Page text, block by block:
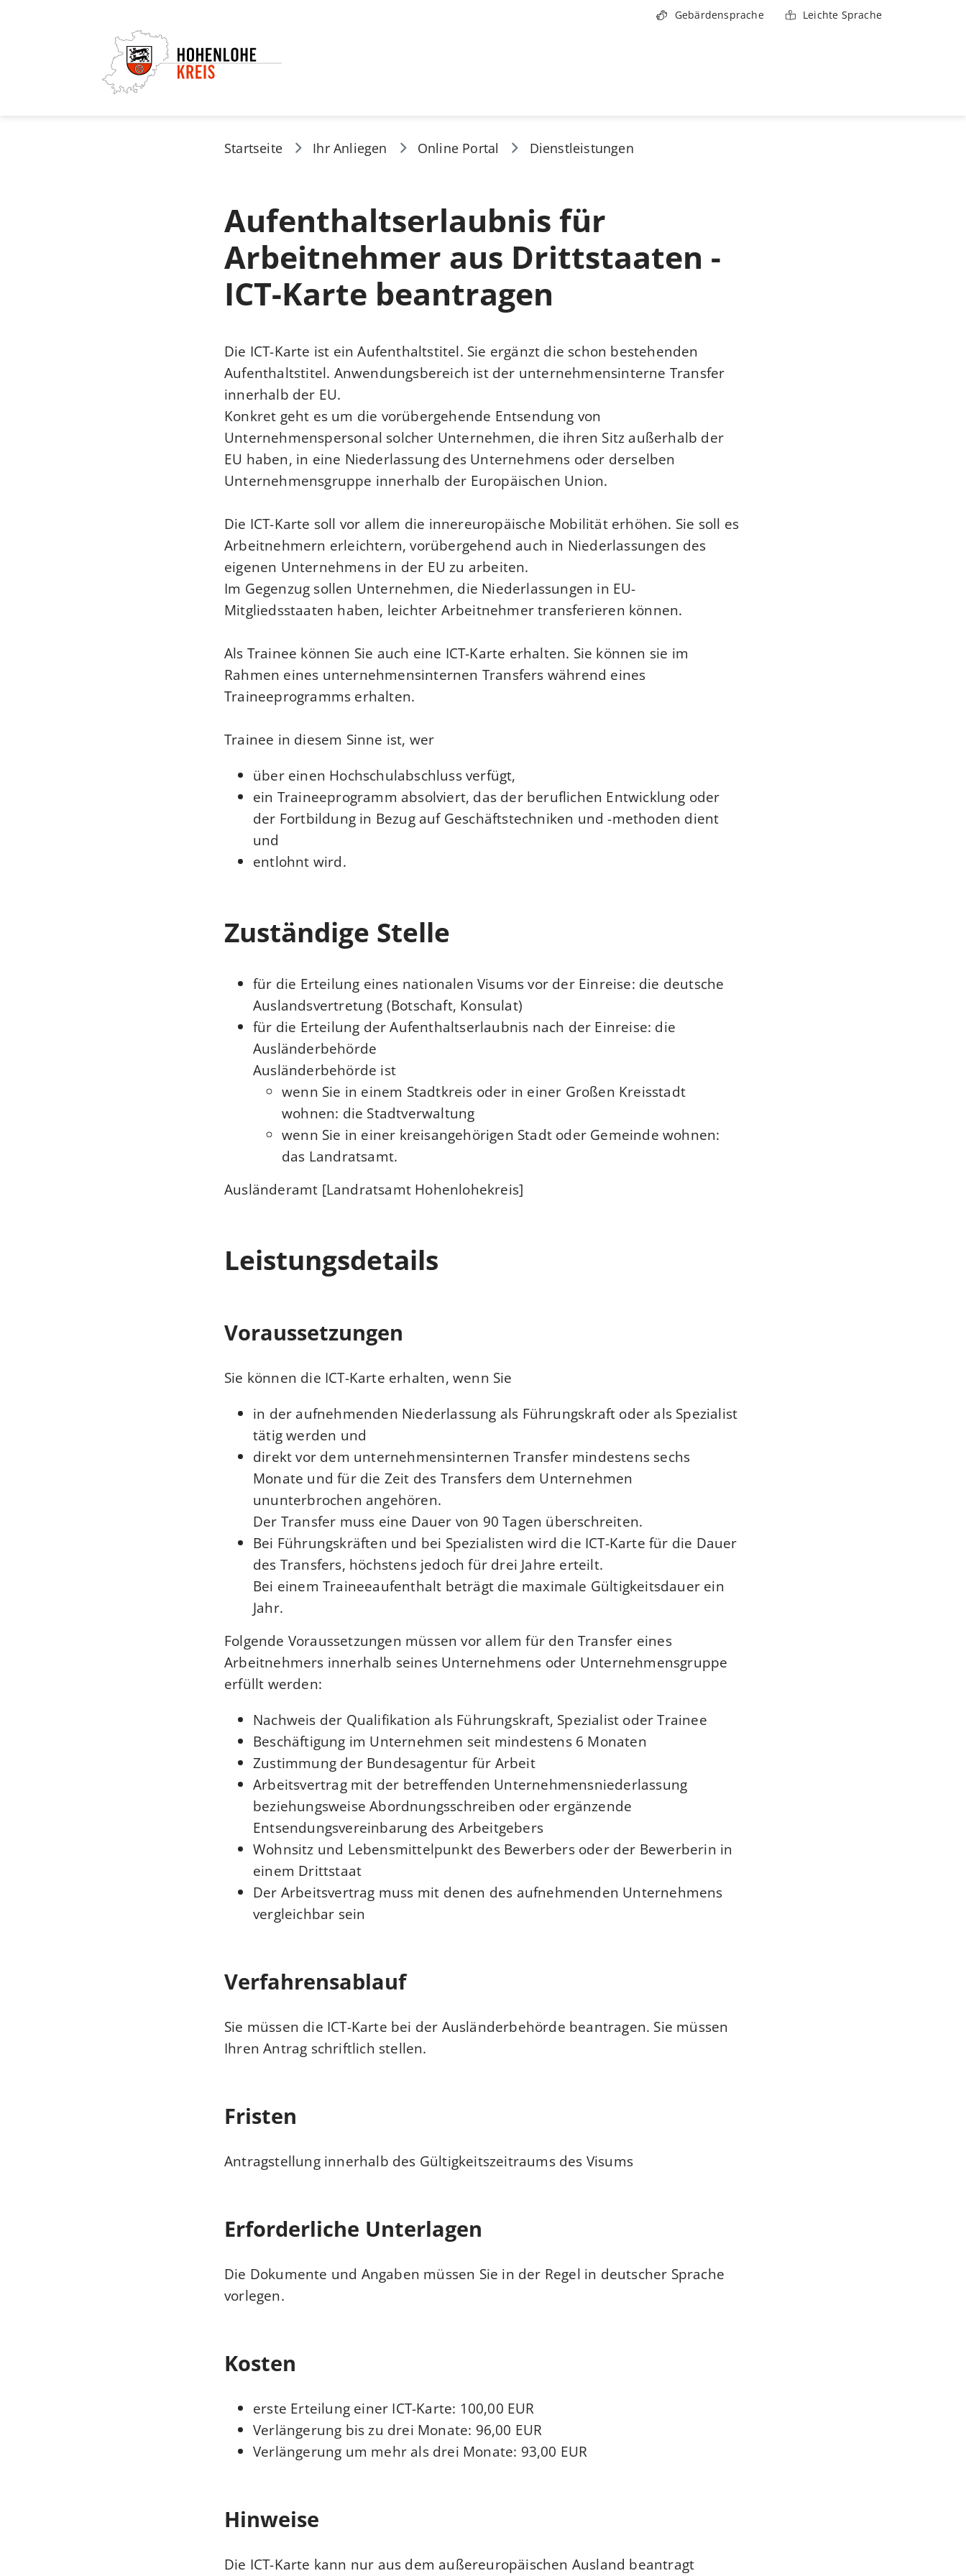
Gebärdensprache Leichte Sprache
Startseite Ihr Anliegen Online Portal Dienstleistungen
Aufenthaltserlaubnis für
Arbeitnehmer aus Drittstaaten -
ICT-Karte beantragen
Die ICT-Karte ist ein Aufenthaltstitel. Sie ergänzt die schon bestehenden
Aufenthaltstitel. Anwendungsbereich ist der unternehmensinterne Transfer
innerhalb der EU.
Konkret geht es um die vorübergehende Entsendung von
Unternehmenspersonal solcher Unternehmen, die ihren Sitz außerhalb der
EU haben, in eine Niederlassung des Unternehmens oder derselben
Unternehmensgruppe innerhalb der Europäischen Union.
Die ICT-Karte soll vor allem die innereuropäische Mobilität erhöhen. Sie soll es
Arbeitnehmern erleichtern, vorübergehend auch in Niederlassungen des
eigenen Unternehmens in der EU zu arbeiten.
Im Gegenzug sollen Unternehmen, die Niederlassungen in EU-
Mitgliedsstaaten haben, leichter Arbeitnehmer transferieren können.
Als Trainee können Sie auch eine ICT-Karte erhalten. Sie können sie im
Rahmen eines unternehmensinternen Transfers während eines
Traineeprogramms erhalten.
Trainee in diesem Sinne ist, wer
über einen Hochschulabschluss verfügt,
ein Traineeprogramm absolviert, das der beruflichen Entwicklung oder
der Fortbildung in Bezug auf Geschäftstechniken und -methoden dient
und
entlohnt wird.
Zuständige Stelle
für die Erteilung eines nationalen Visums vor der Einreise: die deutsche
Auslandsvertretung (Botschaft, Konsulat)
für die Erteilung der Aufenthaltserlaubnis nach der Einreise: die
Ausländerbehörde
Ausländerbehörde ist
wenn Sie in einem Stadtkreis oder in einer Großen Kreisstadt
wohnen: die Stadtverwaltung
wenn Sie in einer kreisangehörigen Stadt oder Gemeinde wohnen:
das Landratsamt.
Ausländeramt [Landratsamt Hohenlohekreis]
Leistungsdetails
Voraussetzungen
Sie können die ICT-Karte erhalten, wenn Sie
in der aufnehmenden Niederlassung als Führungskraft oder als Spezialist
tätig werden und
direkt vor dem unternehmensinternen Transfer mindestens sechs
Monate und für die Zeit des Transfers dem Unternehmen
ununterbrochen angehören.
Der Transfer muss eine Dauer von 90 Tagen überschreiten.
Bei Führungskräften und bei Spezialisten wird die ICT-Karte für die Dauer
des Transfers, höchstens jedoch für drei Jahre erteilt.
Bei einem Traineeaufenthalt beträgt die maximale Gültigkeitsdauer ein
Jahr.
Folgende Voraussetzungen müssen vor allem für den Transfer eines
Arbeitnehmers innerhalb seines Unternehmens oder Unternehmensgruppe
erfüllt werden:
Nachweis der Qualifikation als Führungskraft, Spezialist oder Trainee
Beschäftigung im Unternehmen seit mindestens 6 Monaten
Zustimmung der Bundesagentur für Arbeit
Arbeitsvertrag mit der betreffenden Unternehmensniederlassung
beziehungsweise Abordnungsschreiben oder ergänzende
Entsendungsvereinbarung des Arbeitgebers
Wohnsitz und Lebensmittelpunkt des Bewerbers oder der Bewerberin in
einem Drittstaat
Der Arbeitsvertrag muss mit denen des aufnehmenden Unternehmens
vergleichbar sein
Verfahrensablauf
Sie müssen die ICT-Karte bei der Ausländerbehörde beantragen. Sie müssen
Ihren Antrag schriftlich stellen.
Fristen
Antragstellung innerhalb des Gültigkeitszeitraums des Visums
Erforderliche Unterlagen
Die Dokumente und Angaben müssen Sie in der Regel in deutscher Sprache
vorlegen.
Kosten
erste Erteilung einer ICT-Karte: 100,00 EUR
Verlängerung bis zu drei Monate: 96,00 EUR
Verlängerung um mehr als drei Monate: 93,00 EUR
Hinweise
Die ICT-Karte kann nur aus dem außereuropäischen Ausland beantragt